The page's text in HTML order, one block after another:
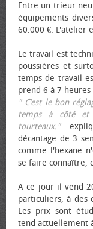
Entre un trieur
équipements
60.000 €. L'atelier
Le travail est
poussières et
temps de travail
prend 6 à 7
" C’est le bon
temps à côté et
tourteaux."
décantage de 3
comme l'hexane
se faire connaître,
A ce jour il vend
particuliers, à des
Les prix sont
tend actuellement